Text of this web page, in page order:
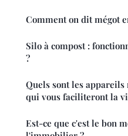
Comment on dit mégot
Silo à compost :
?
Quels sont les
qui vous faciliteront la
Est-ce que c'est le bon